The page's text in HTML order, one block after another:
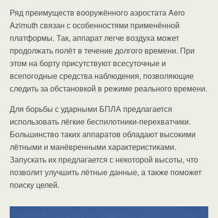
Ряд преимуществ вооружённого аэростата Aero
Azimuth связан с особенностями применённой
платформы. Так, аппарат легче воздуха может
продолжать полёт в течение долгого времени. При
этом на борту присутствуют всесуточные и
всепогодные средства наблюдения, позволяющие
следить за обстановкой в режиме реального времени.
Для борьбы с ударными БПЛА предлагается
использовать лёгкие беспилотники-перехватчики.
Большинство таких аппаратов обладают высокими
лётными и манёвренными характеристиками.
Запускать их предлагается с некоторой высоты, что
позволит улучшить лётные данные, а также поможет
поиску целей.